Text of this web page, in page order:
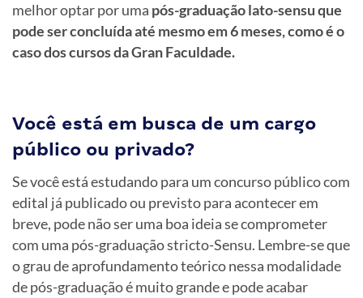
melhor optar por uma pós-graduação lato-sensu que
pode ser concluída até mesmo em 6 meses, como é o
caso dos cursos da Gran Faculdade.
Você está em busca de um cargo
público ou privado?
Se você está estudando para um concurso público com
edital já publicado ou previsto para acontecer em
breve, pode não ser uma boa ideia se comprometer
com uma pós-graduação stricto-Sensu. Lembre-se que
o grau de aprofundamento teórico nessa modalidade
de pós-graduação é muito grande e pode acabar